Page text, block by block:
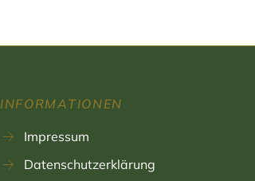
INFORMATIONEN
Impressum
Datenschutzerklärung